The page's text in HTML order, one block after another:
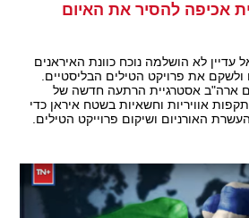
אכיפה להסיר את האיום
עדיין לא הושלמה נוכח כוונת האיראנים
את פרויקט הטילים הבליסטיים.
ארה"ב אסטרגיית הרתעה חדשה של
אוויריות וחשאיות בשטח איראן כדי
האורניום ושיקום פרוייקט הטילים.